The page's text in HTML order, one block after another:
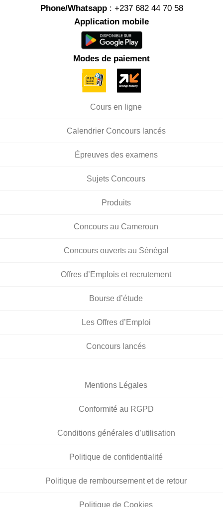
Phone/Whatsapp: +237 682 44 70 58
Application mobile
Modes de paiement
Cours en ligne
Calendrier Concours lancés
Épreuves des examens
Sujets Concours
Produits
Concours au Cameroun
Concours ouverts au Sénégal
Offres d’Emplois et recrutement
Bourse d’étude
Les Offres d’Emploi
Concours lancés
Mentions Légales
Conformité au RGPD
Conditions générales d’utilisation
Politique de confidentialité
Politique de remboursement et de retour
Politique de Cookies